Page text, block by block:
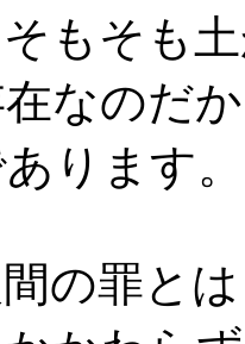
もそも
なのだ
ります。
の罪と